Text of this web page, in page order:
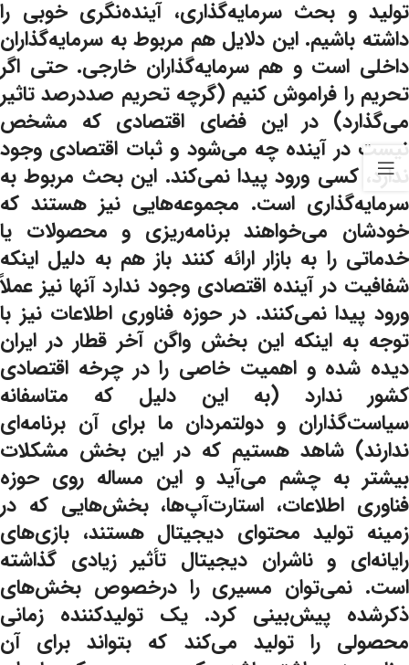
تولید و بحث سرمایه‌گذاری، آینده‌نگری خوبی را
داشته باشیم. این دلایل هم مربوط به سرمایه‌گذاران
داخلی است و هم سرمایه‌گذاران خارجی. حتی اگر
تحریم را فراموش کنیم (گرچه تحریم صددرصد تاثیر
می‌گذارد) در این فضای اقتصادی که مشخص
نیست در آینده چه می‌شود و ثبات اقتصادی وجود
ندارد، کسی ورود پیدا نمی‌کند. این بحث مربوط به
سرمایه‌گذاری است. مجموعه‌هایی نیز هستند که
خودشان می‌خواهند برنامه‌ریزی و محصولات یا
خدماتی را به بازار ارائه کنند باز هم به دلیل اینکه
شفافیت در آینده اقتصادی وجود ندارد آنها نیز عملاً
ورود پیدا نمی‌کنند. در حوزه فناوری اطلاعات نیز با
توجه به اینکه این بخش واگن آخر قطار در ایران
دیده شده و اهمیت خاصی را در چرخه اقتصادی
کشور ندارد (به این دلیل که متاسفانه
سیاست‌گذاران و دولتمردان ما برای آن برنامه‌ای
ندارند) شاهد هستیم که در این بخش مشکلات
بیشتر به چشم می‌آید و این مساله روی حوزه
فناوری اطلاعات، استارت‌آپ‌ها، بخش‌هایی که در
زمینه تولید محتوای دیجیتال هستند، بازی‌های
رایانه‌ای و ناشران دیجیتال تأثیر زیادی گذاشته
است. نمی‌توان مسیری را درخصوص بخش‌های
ذکرشده پیش‌بینی کرد. یک تولیدکننده زمانی
محصولی را تولید می‌کند که بتواند برای آن